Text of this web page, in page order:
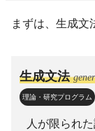
まずは、生成文
生成文法
理論・研究プログラム
人が限られ